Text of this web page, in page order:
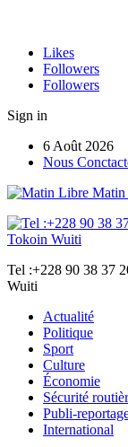
Likes
Followers
Followers
Sign in
6 Août 2026
Nous
Matin
Tel :+228 90 38 37
Wuiti
Actualité
Politique
Sport
Culture
Économie
Sécurité
Publi-
International